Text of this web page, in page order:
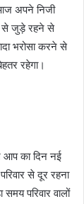
अपने निजी
से जुड़े रहने से
भरोसा करने से
रहेगा।
का दिन नई
से दूर रहना
परिवार वालों